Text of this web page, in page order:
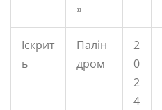
»
Іскрит
ь
Палін
дром
2
0
2
4